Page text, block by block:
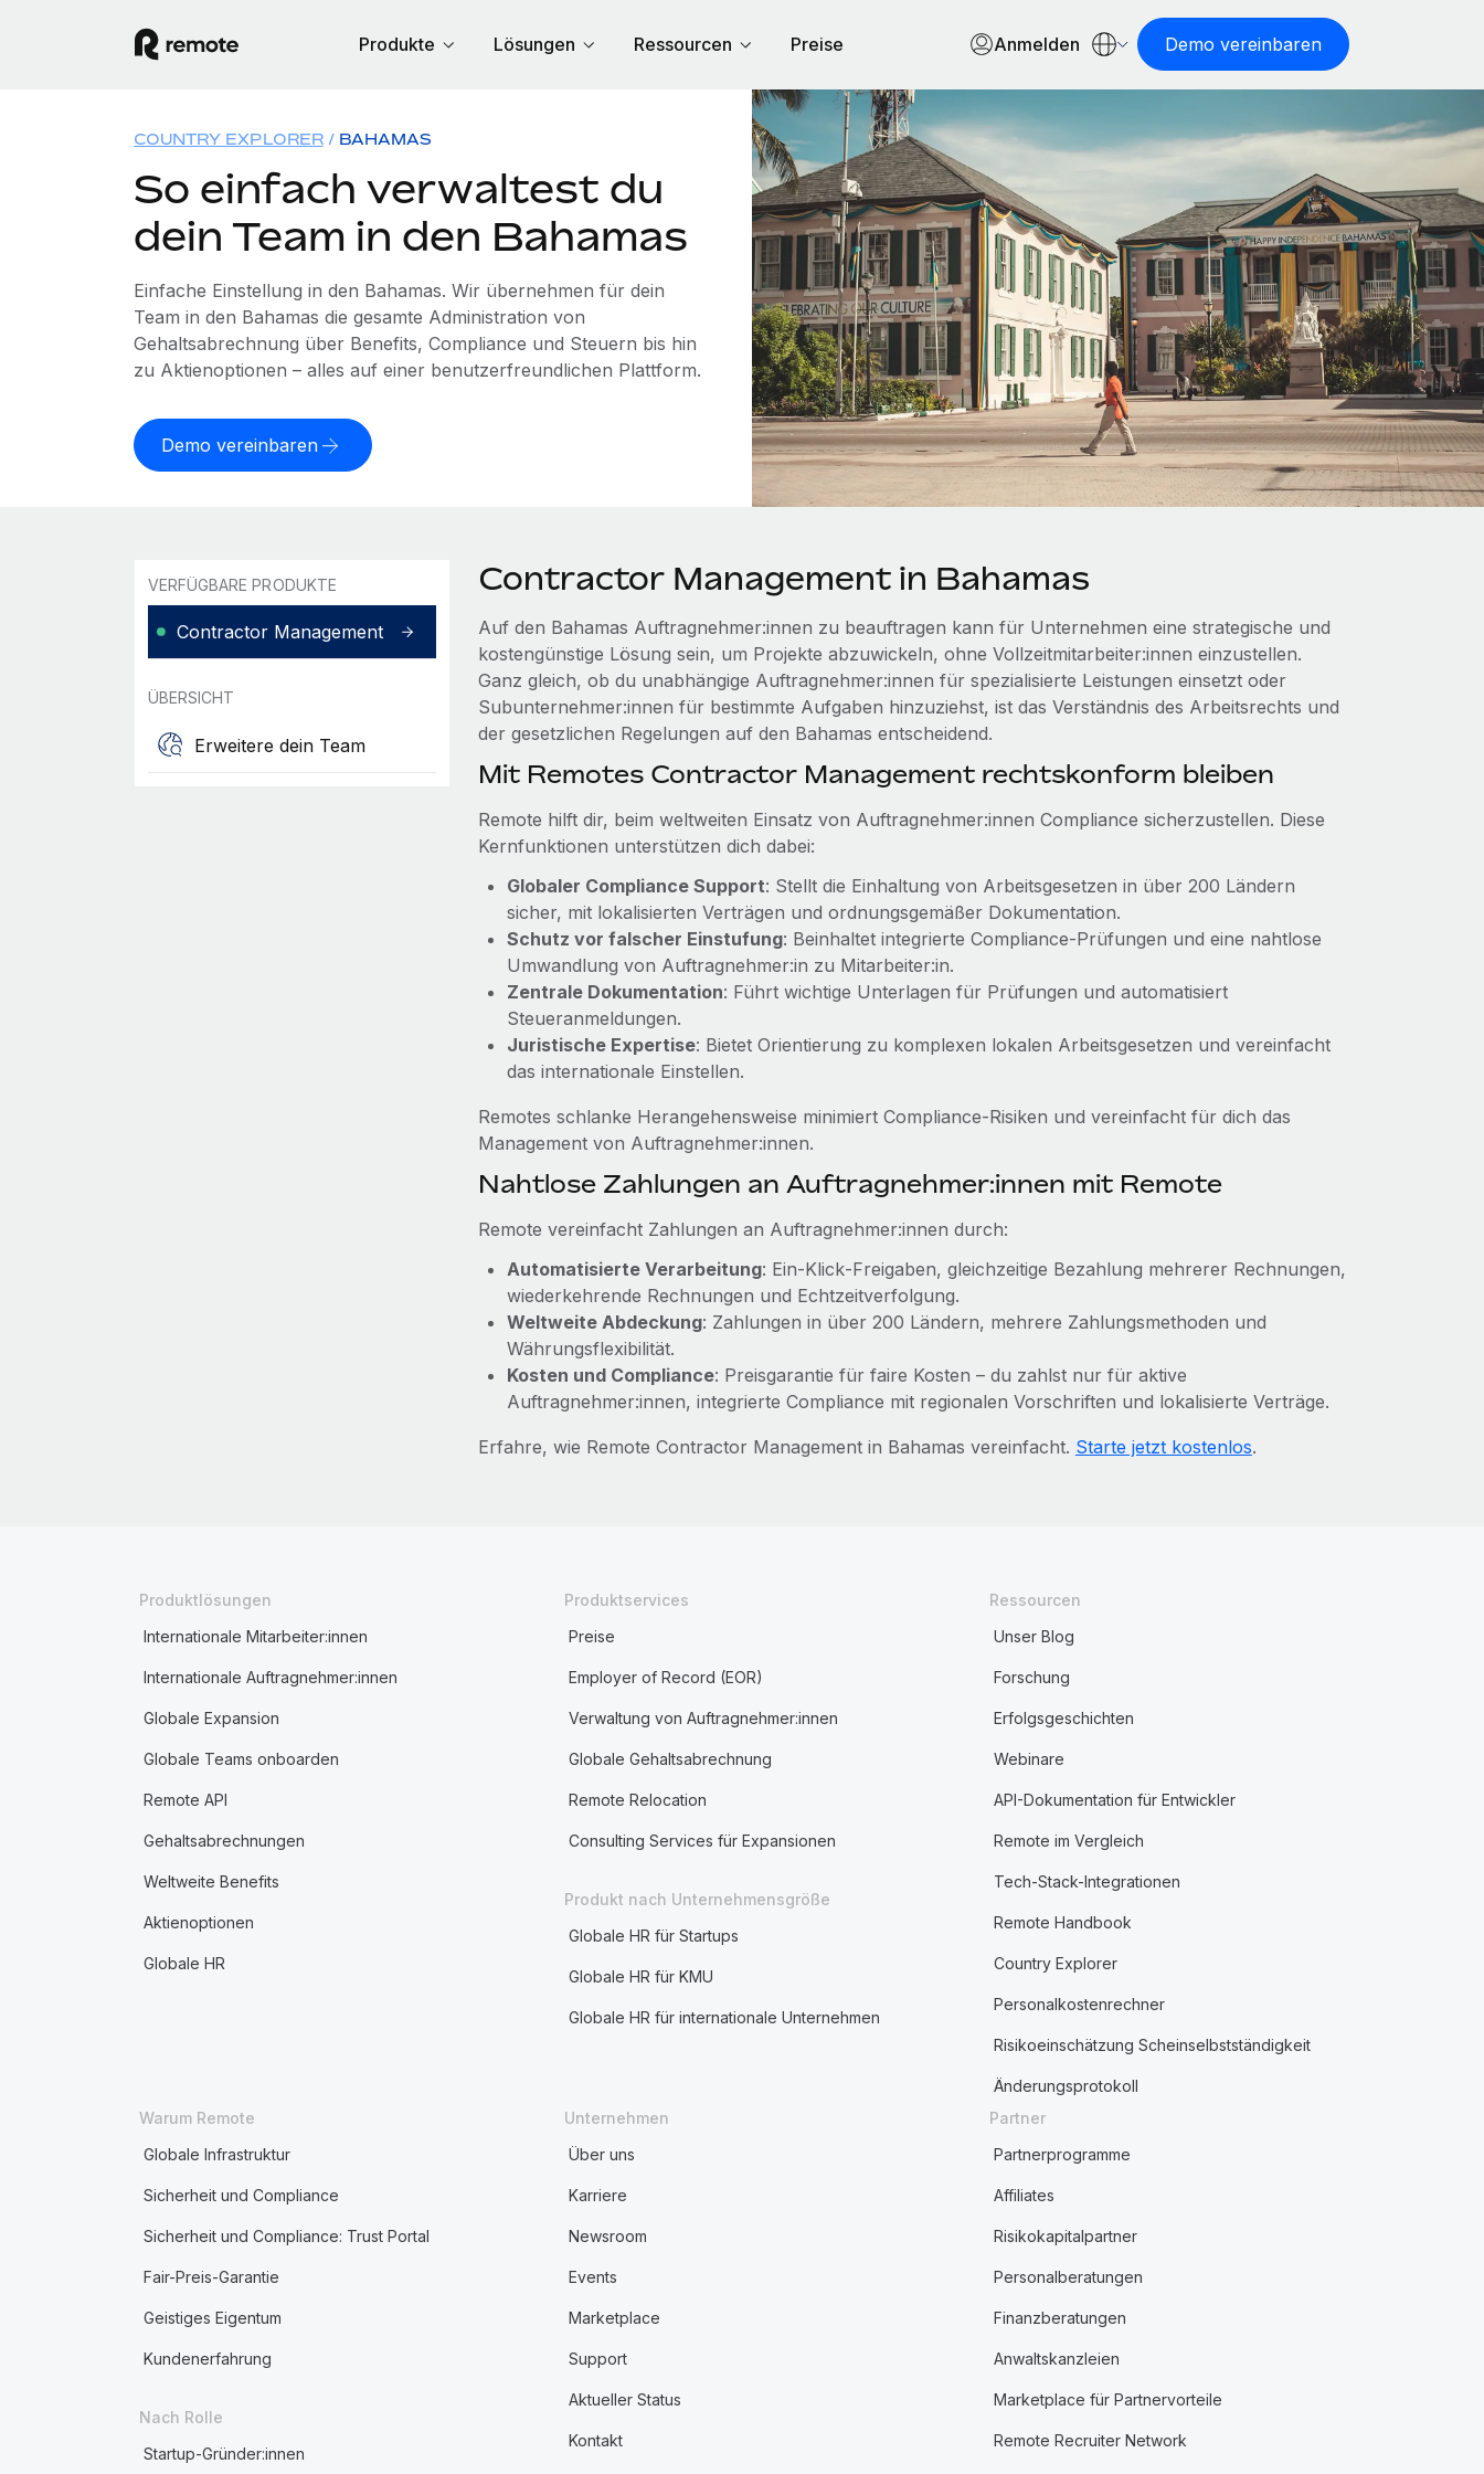
Produkte Lösungen Ressourcen Preise Anmelden Demo vereinbaren
COUNTRY EXPLORER BAHAMAS
So einfach verwaltest du
dein Team in den Bahamas
Einfache Einstellung in den Bahamas. Wir übernehmen für dein
Team in den Bahamas die gesamte Administration von
Gehaltsabrechnung über Benefits, Compliance und Steuern bis hin
zu Aktienoptionen – alles auf einer benutzerfreundlichen Plattform.
Demo vereinbaren
VERFÜGBARE PRODUKTE
Contractor Management
ÜBERSICHT
Erweitere dein Team
Contractor Management in Bahamas
Auf den Bahamas Auftragnehmer:innen zu beauftragen kann für Unternehmen eine strategische und
kostengünstige Lösung sein, um Projekte abzuwickeln, ohne Vollzeitmitarbeiter:innen einzustellen.
Ganz gleich, ob du unabhängige Auftragnehmer:innen für spezialisierte Leistungen einsetzt oder
Subunternehmer:innen für bestimmte Aufgaben hinzuziehst, ist das Verständnis des Arbeitsrechts und
der gesetzlichen Regelungen auf den Bahamas entscheidend.
Mit Remotes Contractor Management rechtskonform bleiben
Remote hilft dir, beim weltweiten Einsatz von Auftragnehmer:innen Compliance sicherzustellen. Diese
Kernfunktionen unterstützen dich dabei:
Globaler Compliance Support: Stellt die Einhaltung von Arbeitsgesetzen in über 200 Ländern
sicher, mit lokalisierten Verträgen und ordnungsgemäßer Dokumentation.
Schutz vor falscher Einstufung: Beinhaltet integrierte Compliance‑Prüfungen und eine nahtlose
Umwandlung von Auftragnehmer:in zu Mitarbeiter:in.
Zentrale Dokumentation: Führt wichtige Unterlagen für Prüfungen und automatisiert
Steueranmeldungen.
Juristische Expertise: Bietet Orientierung zu komplexen lokalen Arbeitsgesetzen und vereinfacht
das internationale Einstellen.
Remotes schlanke Herangehensweise minimiert Compliance‑Risiken und vereinfacht für dich das
Management von Auftragnehmer:innen.
Nahtlose Zahlungen an Auftragnehmer:innen mit Remote
Remote vereinfacht Zahlungen an Auftragnehmer:innen durch:
Automatisierte Verarbeitung: Ein‑Klick‑Freigaben, gleichzeitige Bezahlung mehrerer Rechnungen,
wiederkehrende Rechnungen und Echtzeitverfolgung.
Weltweite Abdeckung: Zahlungen in über 200 Ländern, mehrere Zahlungsmethoden und
Währungsflexibilität.
Kosten und Compliance: Preisgarantie für faire Kosten – du zahlst nur für aktive
Auftragnehmer:innen, integrierte Compliance mit regionalen Vorschriften und lokalisierte Verträge.
Erfahre, wie Remote Contractor Management in Bahamas vereinfacht. Starte jetzt kostenlos.
Produktlösungen
Internationale Mitarbeiter:innen
Internationale Auftragnehmer:innen
Globale Expansion
Globale Teams onboarden
Remote API
Gehaltsabrechnungen
Weltweite Benefits
Aktienoptionen
Globale HR
Produktservices
Preise
Employer of Record (EOR)
Verwaltung von Auftragnehmer:innen
Globale Gehaltsabrechnung
Remote Relocation
Consulting Services für Expansionen
Produkt nach Unternehmensgröße
Globale HR für Startups
Globale HR für KMU
Globale HR für internationale Unternehmen
Ressourcen
Unser Blog
Forschung
Erfolgsgeschichten
Webinare
API-Dokumentation für Entwickler
Remote im Vergleich
Tech-Stack-Integrationen
Remote Handbook
Country Explorer
Personalkostenrechner
Risikoeinschätzung Scheinselbstständigkeit
Änderungsprotokoll
Warum Remote
Globale Infrastruktur
Sicherheit und Compliance
Sicherheit und Compliance: Trust Portal
Fair-Preis-Garantie
Geistiges Eigentum
Kundenerfahrung
Nach Rolle
Startup-Gründer:innen
Unternehmen
Über uns
Karriere
Newsroom
Events
Marketplace
Support
Aktueller Status
Kontakt
Partner
Partnerprogramme
Affiliates
Risikokapitalpartner
Personalberatungen
Finanzberatungen
Anwaltskanzleien
Marketplace für Partnervorteile
Remote Recruiter Network